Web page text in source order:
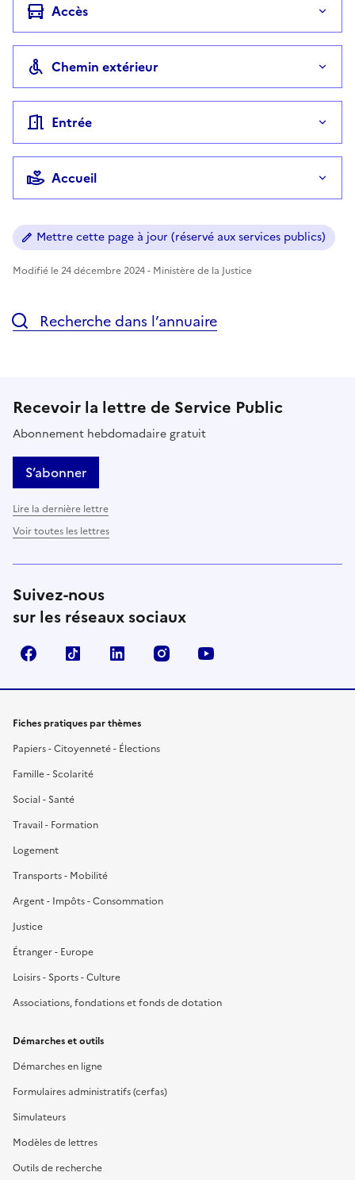
Accès
Chemin extérieur
Entrée
Accueil
Mettre cette page à jour (réservé aux services publics)
Modifié le 24 décembre 2024 - Ministère de la Justice
Recherche dans l’annuaire
Recevoir la lettre de Service Public
Abonnement hebdomadaire gratuit
S’abonner
Lire la dernière lettre
Voir toutes les lettres
Suivez-nous
sur les réseaux sociaux
FacebookTikTok LinkedIn Instagram
Fiches pratiques par thèmes
Papiers - Citoyenneté - Élections
Famille - Scolarité
Social - Santé
Travail - Formation
Logement
Transports - Mobilité
Argent - Impôts - Consommation
Justice
Étranger - Europe
Loisirs - Sports - Culture
Associations, fondations et fonds de dotation
Démarches et outils
Démarches en ligne
Formulaires administratifs (cerfas)
Simulateurs
Modèles de lettres
Outils de recherche